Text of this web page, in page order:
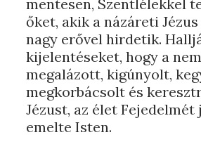
mentesen, Szentlélekkel
őket, akik a názáreti
nagy erővel hirdetik.
kijelentéseket, hogy a
megalázott, kigúnyolt,
megkorbácsolt és
Jézust, az élet Fejedelmét
emelte Isten.